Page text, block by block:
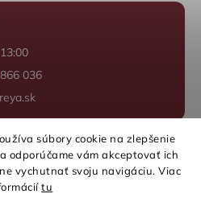
súbory cookie na zlepšenie
odporúčame vám akceptovať ich
vychutnať svoju navigáciu. Viac
tu
036